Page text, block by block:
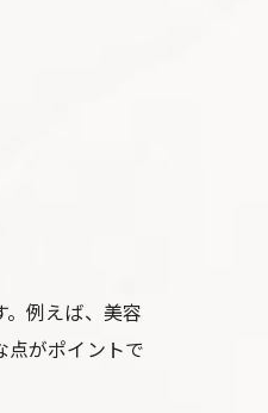
例えば、美容
点がポイントで